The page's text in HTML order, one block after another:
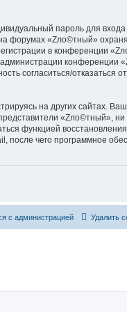
пароль для
форумах «Zло©тный»
в конференции
администрации
согласиться/отказаться
на других сайтах.
«Zло©тный»,
функцией
после чего программное
Удалить
с администрацией